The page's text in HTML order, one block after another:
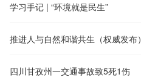
学习手记 | “环境就是民生”
推进人与自然和谐共生（权威发布）
四川甘孜州一交通事故致5死1伤